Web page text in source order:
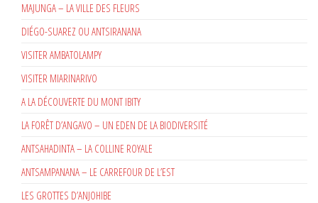
MAJUNGA – LA VILLE DES FLEURS
DIÉGO-SUAREZ OU ANTSIRANANA
VISITER AMBATOLAMPY
VISITER MIARINARIVO
A LA DÉCOUVERTE DU MONT IBITY
LA FORÊT D’ANGAVO – UN EDEN DE LA BIODIVERSITÉ
ANTSAHADINTA – LA COLLINE ROYALE
ANTSAMPANANA – LE CARREFOUR DE L’EST
LES GROTTES D’ANJOHIBE